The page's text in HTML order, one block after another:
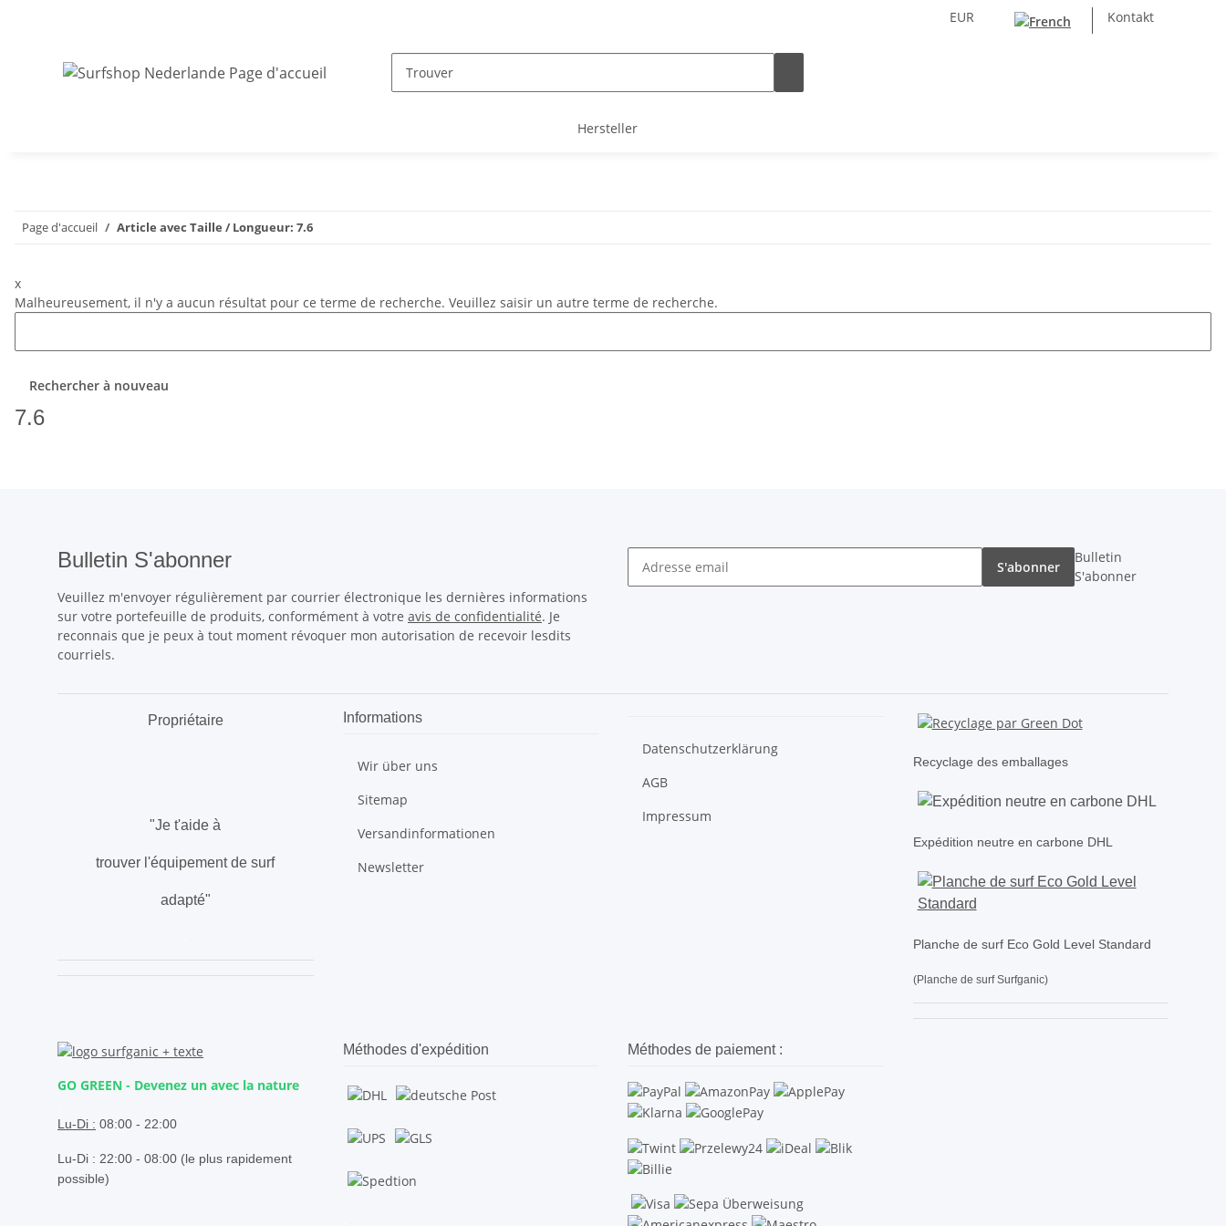
EUR Kontakt
Hersteller
Page d'accueil Article avec Taille / Longueur: 7.6
x
Malheureusement, il n'y a aucun résultat pour ce terme de recherche. Veuillez saisir un autre terme de recherche.
Rechercher à nouveau
7.6
Bulletin S'abonner
Veuillez m'envoyer régulièrement par courrier électronique les dernières informations
sur votre portefeuille de produits, conformément à votre avis de confidentialité. Je
reconnais que je peux à tout moment révoquer mon autorisation de recevoir lesdits
courriels.
S'abonner
Bulletin
S'abonner
Propriétaire
"Je t'aide à
trouver l'équipement de surf
adapté"
Informations
Wir über uns
Sitemap
Versandinformationen
Newsletter
Datenschutzerklärung
AGB
Impressum
Recyclage des emballages
Expédition neutre en carbone DHL
Planche de surf Eco Gold Level Standard
(Planche de surf Surfganic)
GO GREEN - Devenez un avec la nature
Lu-Di : 08:00 - 22:00
Lu-Di : 22:00 - 08:00 (le plus rapidement
possible)
Méthodes d'expédition Méthodes de paiement :